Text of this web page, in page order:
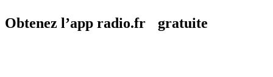
Obtenez l’app radio.fr gratuite